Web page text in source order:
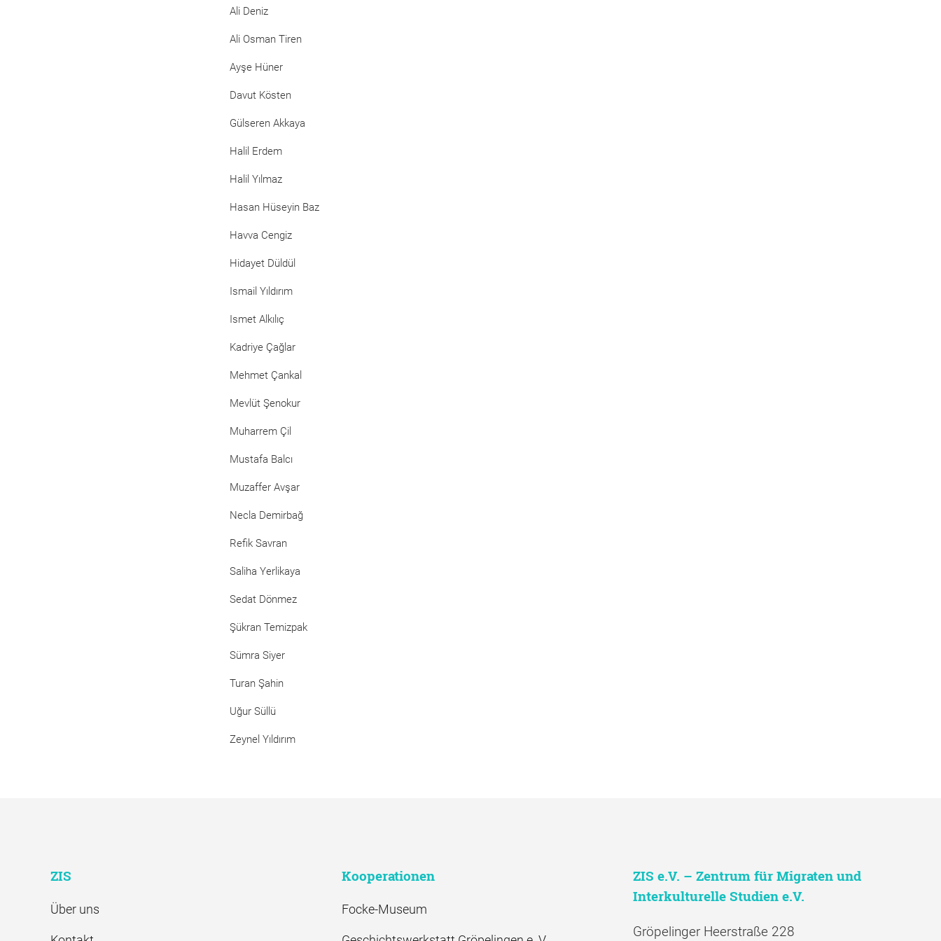
Ali Deniz
Ali Osman Tiren
Ayşe Hüner
Davut Kösten
Gülseren Akkaya
Halil Erdem
Halil Yılmaz
Hasan Hüseyin Baz
Havva Cengiz
Hidayet Düldül
Ismail Yıldırım
Ismet Alkılıç
Kadriye Çağlar
Mehmet Çankal
Mevlüt Şenokur
Muharrem Çil
Mustafa Balcı
Muzaffer Avşar
Necla Demirbağ
Refik Savran
Saliha Yerlikaya
Sedat Dönmez
Şükran Temizpak
Sümra Siyer
Turan Şahin
Uğur Süllü
Zeynel Yıldırım
ZIS
Über uns
Kooperationen
Focke-Museum
ZIS e.V. – Zentrum für Migraten und
Interkulturelle Studien e.V.
Gröpelinger Heerstraße 228